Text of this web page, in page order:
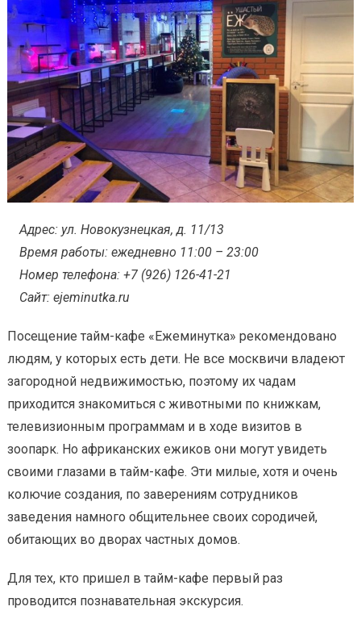
Адрес: ул. Новокузнецкая, д. 11/13
Время работы: ежедневно 11:00 – 23:00
Номер телефона: +7 (926) 126-41-21
Сайт: ejeminutka.ru
Посещение тайм-кафе «Ежеминутка» рекомендовано
людям, у которых есть дети. Не все москвичи владеют
загородной недвижимостью, поэтому их чадам
приходится знакомиться с животными по книжкам,
телевизионным программам и в ходе визитов в
зоопарк. Но африканских ежиков они могут увидеть
своими глазами в тайм-кафе. Эти милые, хотя и очень
колючие создания, по заверениям сотрудников
заведения намного общительнее своих сородичей,
обитающих во дворах частных домов.
Для тех, кто пришел в тайм-кафе первый раз
проводится познавательная экскурсия.